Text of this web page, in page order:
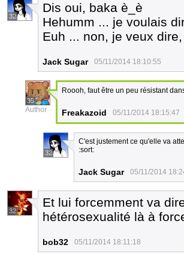
32
Dis oui, baka è_è
Hehumm ... je voulais
Euh ... non, je veux
Jack Sugar 05/11/2014 18:10:55
35
Author
Roooh, faut être un peu résistant
Freakazoid 05/11/2014 18:15:47
32
C'est justement ce qu'elle va
:sort:
Jack Sugar 05/11/2014
32
Et lui forcemment va
hétérosexualité là à
bob32 05/11/2014 18:11:18